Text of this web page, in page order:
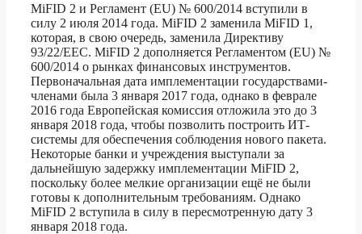
MiFID 2 и Регламент (EU) № 600/2014 вступили в
силу 2 июля 2014 года. MiFID 2 заменила MiFID 1,
которая, в свою очередь, заменила Директиву
93/22/EEC. MiFID 2 дополняется Регламентом (EU) №
600/2014 о рынках финансовых инструментов.
Первоначальная дата имплементации государствами-
членами была 3 января 2017 года, однако в феврале
2016 года Европейская комиссия отложила это до 3
января 2018 года, чтобы позволить построить ИТ-
системы для обеспечения соблюдения нового пакета.
Некоторые банки и учреждения выступали за
дальнейшую задержку имплементации MiFID 2,
поскольку более мелкие организации ещё не были
готовы к дополнительным требованиям. Однако
MiFID 2 вступила в силу в пересмотренную дату 3
января 2018 года.